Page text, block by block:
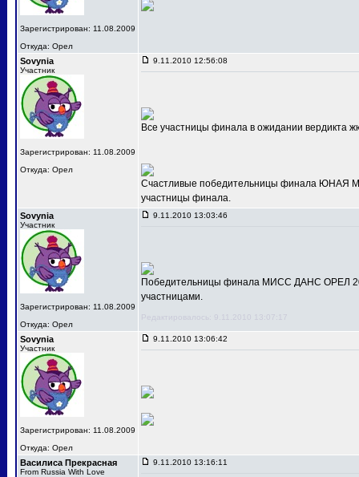
Зарегистрирован: 11.08.2009
Откуда: Орел
Sovynia
Участник
Зарегистрирован: 11.08.2009
Откуда: Орел
9.11.2010 12:56:08
Все участницы финала в ожидании вердикта
Счастливые победительницы финала ЮНАЯ
участницы финала.
Sovynia
Участник
Зарегистрирован: 11.08.2009
Откуда: Орел
9.11.2010 13:03:46
Победительницы финала МИСС ДАНС ОРЕЛ
участницами.
Редактировалось: 9.11.2010 13:07:17
Sovynia
Участник
Зарегистрирован: 11.08.2009
Откуда: Орел
9.11.2010 13:06:42
Василиса Прекрасная
From Russia With Love
9.11.2010 13:16:11